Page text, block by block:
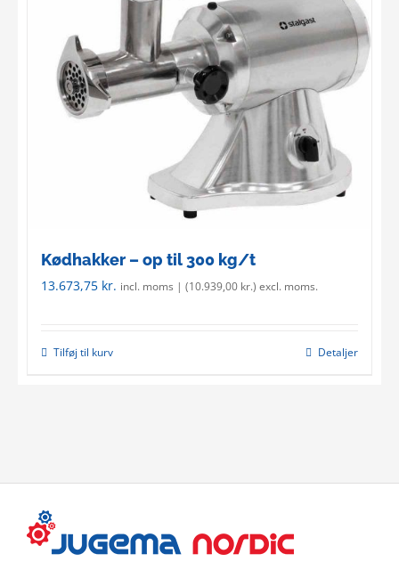
Kødhakker – op til 300 kg/t
13.673,75 kr. incl. moms | (10.939,00 kr.) excl. moms.
Tilføj til kurv Detaljer